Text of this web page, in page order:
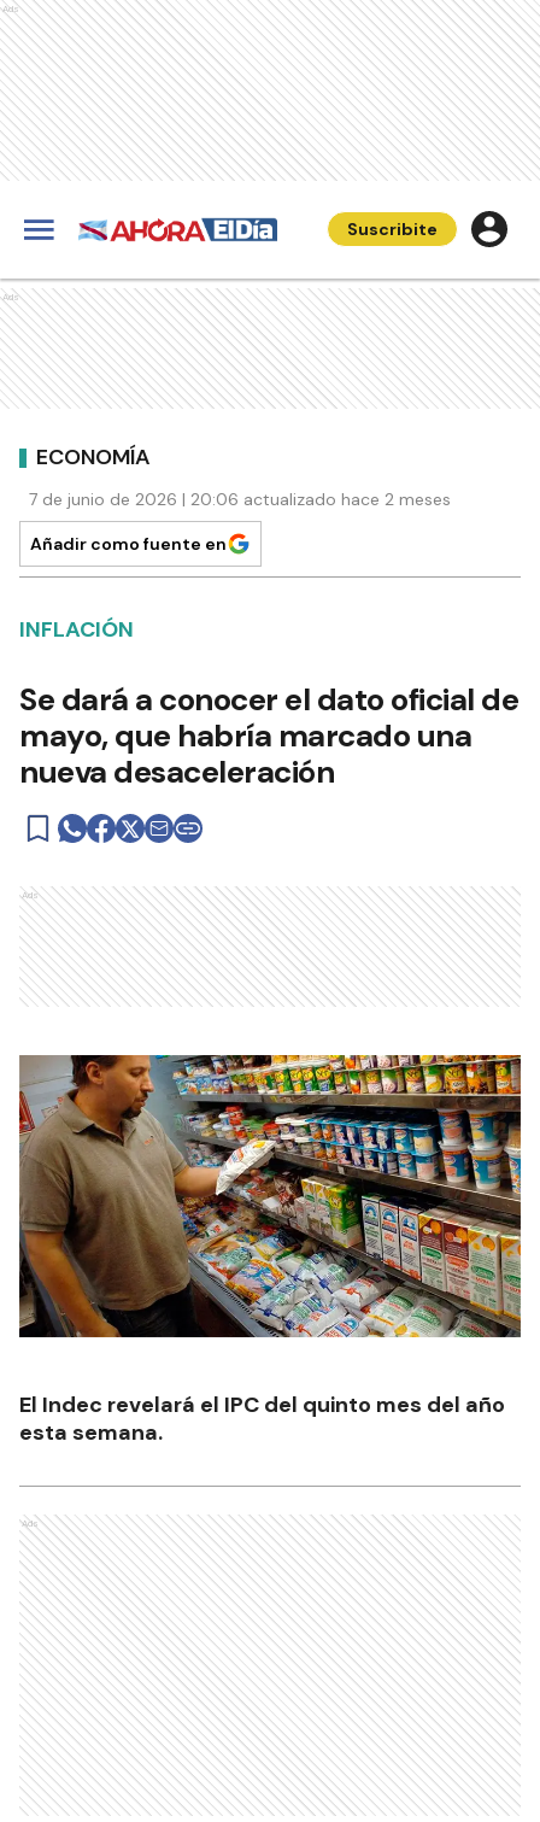
Ads
Suscribite
Ads
ECONOMÍA
7 de junio de 2026 | 20:06 actualizado hace 2 meses
Añadir como fuente en
INFLACIÓN
Se dará a conocer el dato oficial de
mayo, que habría marcado una
nueva desaceleración
Ads
El Indec revelará el IPC del quinto mes del año
esta semana.
Ads